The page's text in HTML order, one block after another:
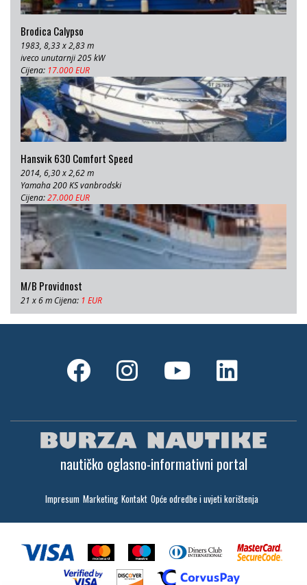
Brodica Calypso
1983, 8,33 x 2,83 m
iveco unutarnji 205 kW
Cijena: 17.000 EUR
Hansvik 630 Comfort Speed
2014, 6,30 x 2,62 m
Yamaha 200 KS vanbrodski
Cijena:27.000 EUR
M/B Providnost
21 x 6 m Cijena: 1 EUR
nautičko oglasno-informativni portal
Impresum Marketing Kontakt Opće odredbe i uvjeti korištenja